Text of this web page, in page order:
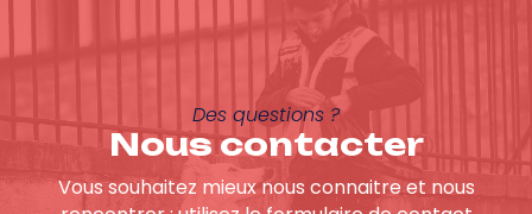
Des questions ?
Nous contacter
Vous souhaitez mieux nous connaitre et nous